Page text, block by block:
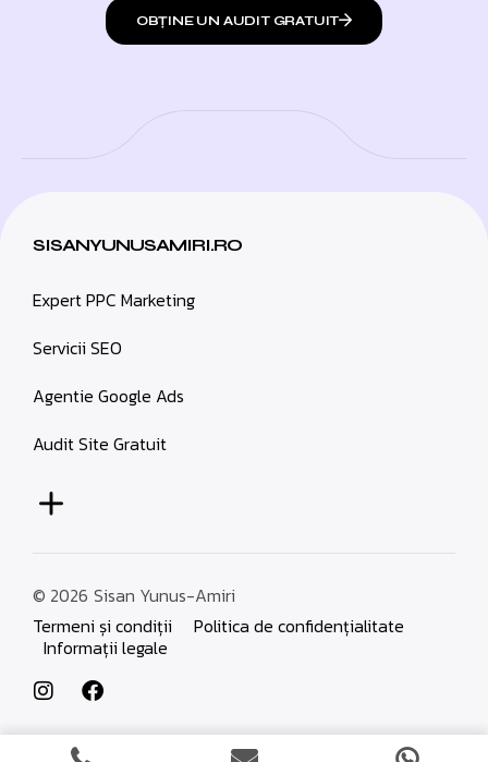
OBȚINE UN AUDIT GRATUIT
SISANYUNUSAMIRI.RO
Expert PPC Marketing
Servicii SEO
Agentie Google Ads
Audit Site Gratuit
© 2026 Sisan Yunus-Amiri
Termeni și condiții
Politica de confidențialitate
Informații legale